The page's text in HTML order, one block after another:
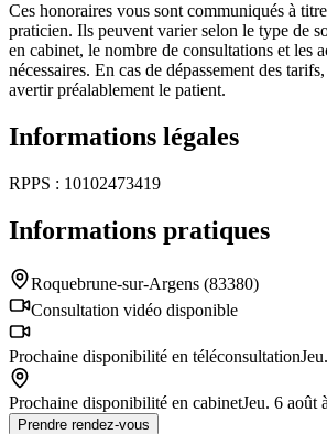
Ces honoraires vous sont communiqués à
praticien. Ils peuvent varier selon le type de
en cabinet, le nombre de consultations et les
nécessaires. En cas de dépassement des
avertir préalablement le patient.
Informations légales
RPPS : 10102473419
Informations pratiques
Roquebrune-sur-Argens (83380)
Consultation vidéo disponible
Prochaine disponibilité en téléconsultation
Prochaine disponibilité en cabinetJeu. 6 août
Prendre rendez-vous